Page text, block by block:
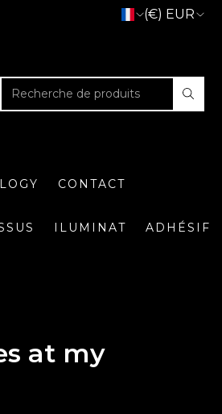
(€) EUR
CONTACT
ILUMINAT ADHÉSIF
at my